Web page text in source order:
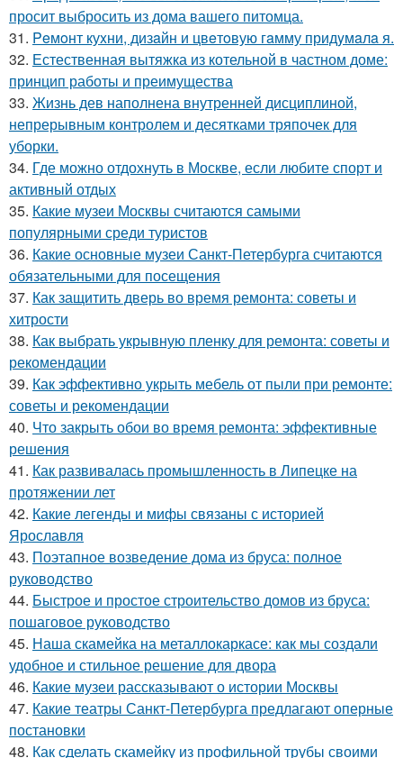
просит выбросить из дома вашего питомца.
31. Peмoнт куxни, дизaйн и цвeтoвую гaмму придyмaлa я.
32. Естественная вытяжка из котельной в частном доме:
принцип работы и преимущества
33. Жизнь дев наполнена внутренней дисциплиной,
непрерывным контролем и десятками тряпочек для
уборки.
34. Где можно отдохнуть в Москве, если любите спорт и
активный отдых
35. Какие музеи Москвы считаются самыми
популярными среди туристов
36. Какие основные музеи Санкт-Петербурга считаются
обязательными для посещения
37. Как защитить дверь во время ремонта: советы и
хитрости
38. Как выбрать укрывную пленку для ремонта: советы и
рекомендации
39. Как эффективно укрыть мебель от пыли при ремонте:
советы и рекомендации
40. Что закрыть обои во время ремонта: эффективные
решения
41. Как развивалась промышленность в Липецке на
протяжении лет
42. Какие легенды и мифы связаны с историей
Ярославля
43. Поэтапное возведение дома из бруса: полное
руководство
44. Быстрое и простое строительство домов из бруса:
пошаговое руководство
45. Наша скамейка на металлокаркасе: как мы создали
удобное и стильное решение для двора
46. Какие музеи рассказывают о истории Москвы
47. Какие театры Санкт-Петербурга предлагают оперные
постановки
48. Как сделать скамейку из профильной трубы своими